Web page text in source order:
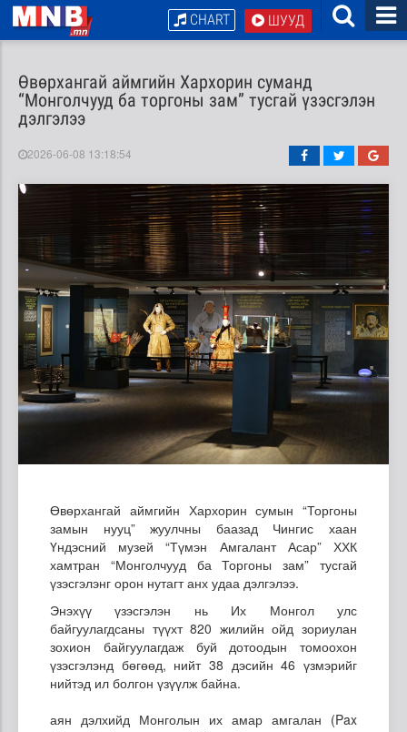
ШУУД
CHART
Өвөрхангай аймгийн Хархорин суманд
“Монголчууд ба торгоны зам” тусгай үзэсгэлэн
дэлгэлээ
2026-06-08 13:18:54
Өвөрхангай аймгийн Хархорин сумын “Торгоны
замын нууц” жуулчны баазад Чингис хаан
Үндэсний музей “Түмэн Амгалант Асар” ХХК
хамтран “Монголчууд ба Торгоны зам” тусгай
үзэсгэлэнг орон нутагт анх удаа дэлгэлээ.
Энэхүү үзэсгэлэн нь Их Монгол улс
байгуулагдсаны түүхт 820 жилийн ойд зориулан
зохион байгуулагдаж буй дотоодын томоохон
үзэсгэлэнд бөгөөд, нийт 38 дэсийн 46 үзмэрийг
нийтэд ил болгон үзүүлж байна.
аян дэлхийд Монголын их амар амгалан (Pax